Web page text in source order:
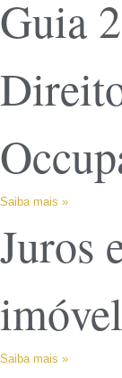
Guia
Saiba mais »
Juros
imóvel
Saiba mais »